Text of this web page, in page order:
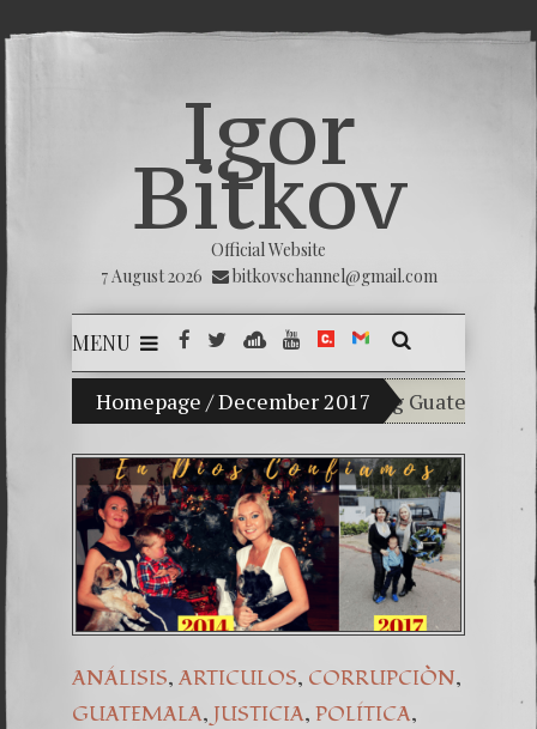
Igor
Bitkov
Official Website
7 August 2026
bitkovschannel@gmail.com
MENU
Homepage /December 2017
son Vladimir Bitkov, a promising Guatemalan
Breaking the
(Español)
Criminality in
(Español)
7. Our
ANÁLISIS, ARTICULOS, CORRUPCIÒN,
GUATEMALA, JUSTICIA, POLÍTICA,